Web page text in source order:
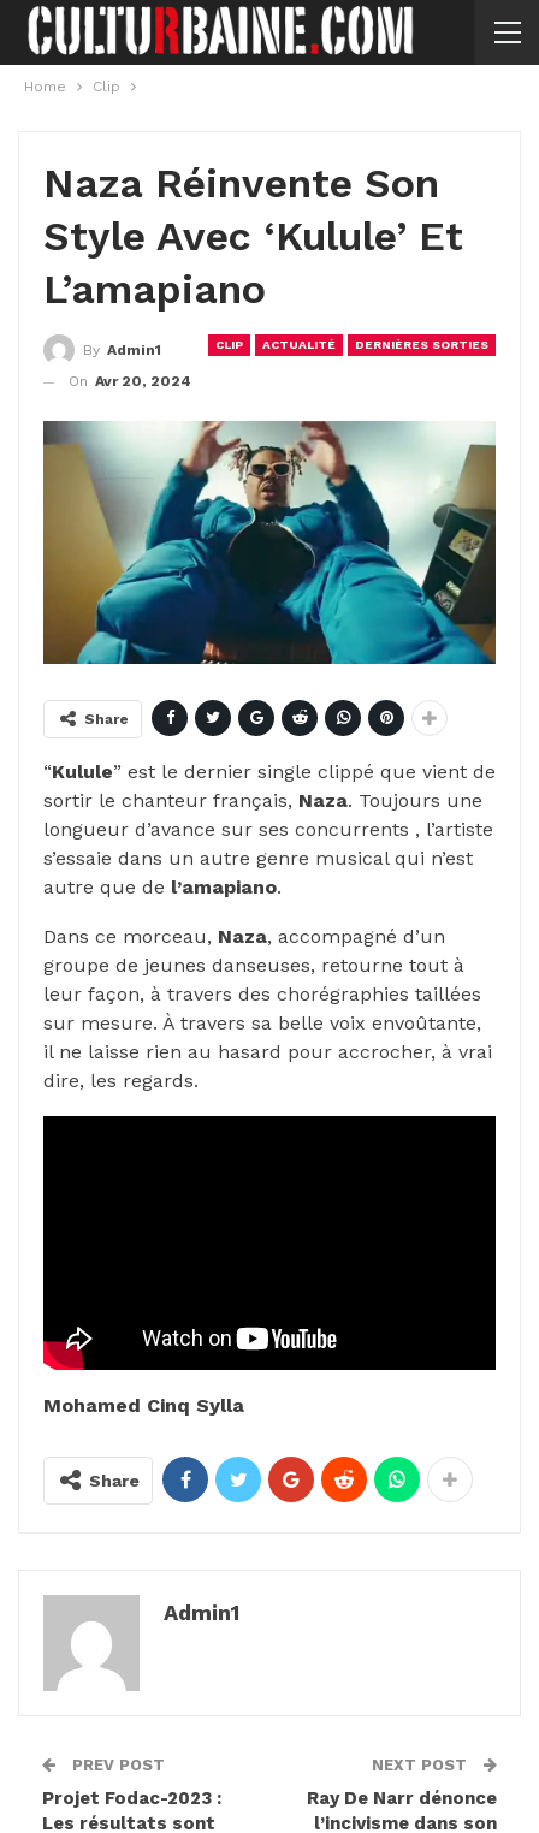
Home Clip
Naza Réinvente Son
Style Avec ‘Kulule’ Et
L’amapiano
CLIP ACTUALITÉ DERNIÈRES SORTIES
By Admin1
On Avr 20, 2024
Share
“Kulule” est le dernier single clippé que vient de
sortir le chanteur français, Naza. Toujours une
longueur d’avance sur ses concurrents , l’artiste
s’essaie dans un autre genre musical qui n’est
autre que de l’amapiano.
Dans ce morceau, Naza, accompagné d’un
groupe de jeunes danseuses, retourne tout à
leur façon, à travers des chorégraphies taillées
sur mesure. À travers sa belle voix envoûtante,
il ne laisse rien au hasard pour accrocher, à vrai
dire, les regards.
Mohamed Cinq Sylla
Share
Admin1
PREV POST
Projet Fodac-2023 :
Les résultats sont
NEXT POST
Ray De Narr dénonce
l’incivisme dans son